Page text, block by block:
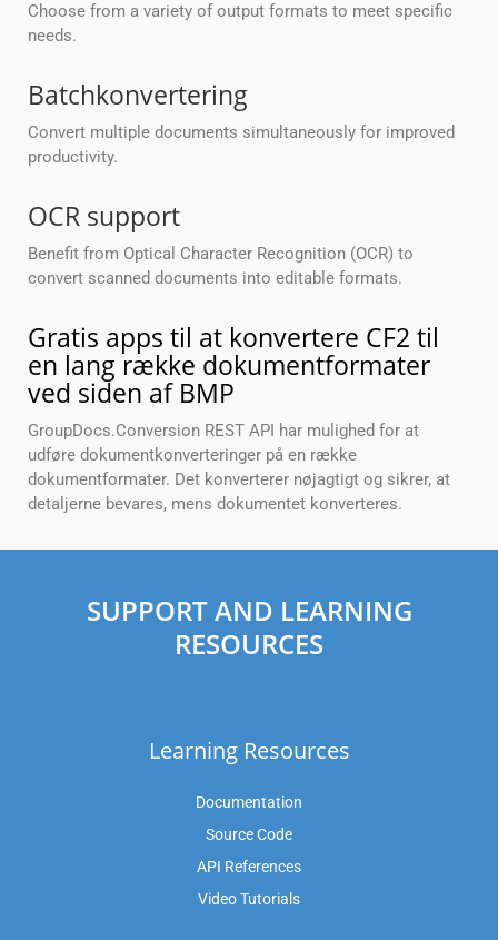
Choose from a variety of output formats to meet specific
needs.
Batchkonvertering
Convert multiple documents simultaneously for improved
productivity.
OCR support
Benefit from Optical Character Recognition (OCR) to
convert scanned documents into editable formats.
Gratis apps til at konvertere CF2 til
en lang række dokumentformater
ved siden af BMP
GroupDocs.Conversion REST API har mulighed for at
udføre dokumentkonverteringer på en række
dokumentformater. Det konverterer nøjagtigt og sikrer, at
detaljerne bevares, mens dokumentet konverteres.
SUPPORT AND LEARNING
RESOURCES
Learning Resources
Documentation
Source Code
API References
Video Tutorials